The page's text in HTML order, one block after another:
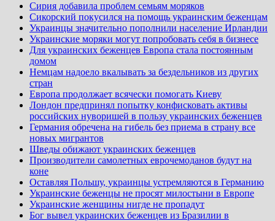
Сирия добавила проблем семьям моряков
Сикорский покусился на помощь украинским беженцам
Украинцы значительно пополнили население Ирландии
Украинские моряки могут попробовать себя в бизнесе
Для украинских беженцев Европа стала постоянным
домом
Немцам надоело вкалывать за бездельников из других
стран
Европа продолжает всячески помогать Киеву
Лондон предпринял попытку конфисковать активы
российских нуворишей в пользу украинских беженцев
Германия обречена на гибель без приема в страну все
новых мигрантов
Шведы обижают украинских беженцев
Производители самолетных еврочемоданов будут на
коне
Оставляя Польшу, украинцы устремляются в Германию
Украинские беженцы не просят милостыни в Европе
Украинские женщины нигде не пропадут
Бог вывел украинских беженцев из Бразилии в